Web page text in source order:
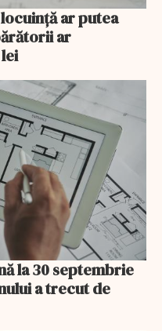
ar putea
ar
la 30 septembrie
a trecut de